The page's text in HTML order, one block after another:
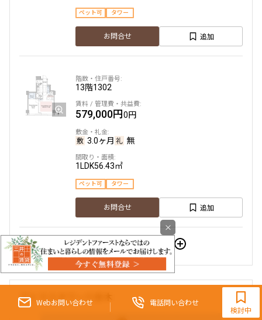
Webお問い合わせ 電話問い合わせ
9:30~18:00（水曜定休）
検討中
ペット可 タワー
お問合せ 追加
13階1302
579,000円0円
3.0ヶ月 無
1LDK56.43㎡
ペット可 タワー
お問合せ 追加
すべてのお部屋を表示
アトラスタワー六本木
×